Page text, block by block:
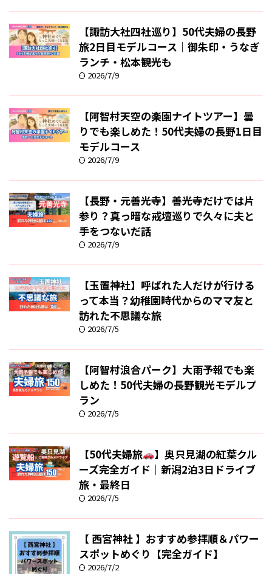
【諏訪大社四社巡り】50代夫婦の長野
旅2日目モデルコース｜御朱印・うなぎ
ランチ・松本観光も
2026/7/9
【阿智村天空の楽園ナイトツアー】曇
りでも楽しめた！50代夫婦の長野1日目
モデルコース
2026/7/9
【長野・元善光寺】善光寺だけでは片
参り？真っ暗な戒壇巡りで久々に夫と
手をつないだ話
2026/7/9
【玉置神社】呼ばれた人だけが行ける
って本当？幼稚園時代からのママ友と
訪れた不思議な旅
2026/7/5
【阿智村浪合パーク】大雨予報でも楽
しめた！50代夫婦の長野観光モデルプ
ラン
2026/7/5
【50代夫婦旅
】奥只見湖の紅葉クル
ーズ完全ガイド｜新潟2泊3日ドライブ
旅・最終日
2026/7/5
【 西宮神社 】おすすめ参拝順＆パワー
スポットめぐり【完全ガイド】
2026/7/2